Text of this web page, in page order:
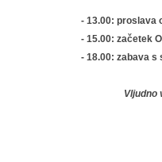
- 13.00: proslava
- 15.00: začetek
- 18.00: zabava s
Vljudno